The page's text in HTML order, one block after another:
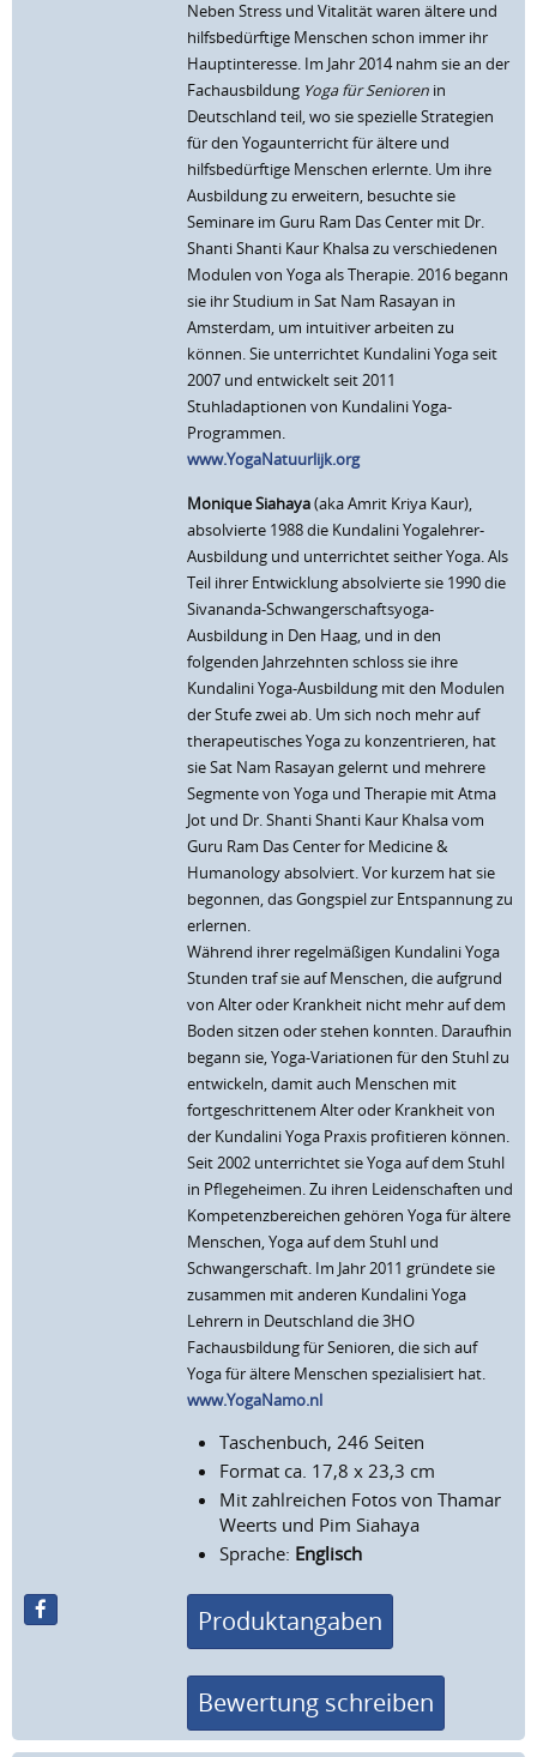
Neben Stress und Vitalität waren ältere und
hilfsbedürftige Menschen schon immer ihr
Hauptinteresse. Im Jahr 2014 nahm sie an der
Fachausbildung Yoga für Senioren in
Deutschland teil, wo sie spezielle Strategien
für den Yogaunterricht für ältere und
hilfsbedürftige Menschen erlernte. Um ihre
Ausbildung zu erweitern, besuchte sie
Seminare im Guru Ram Das Center mit Dr.
Shanti Shanti Kaur Khalsa zu verschiedenen
Modulen von Yoga als Therapie. 2016 begann
sie ihr Studium in Sat Nam Rasayan in
Amsterdam, um intuitiver arbeiten zu
können. Sie unterrichtet Kundalini Yoga seit
2007 und entwickelt seit 2011
Stuhladaptionen von Kundalini Yoga-
Programmen.
www.YogaNatuurlijk.org
Monique Siahaya(aka Amrit Kriya Kaur),
absolvierte 1988 die Kundalini Yogalehrer-
Ausbildung und unterrichtet seither Yoga. Als
Teil ihrer Entwicklung absolvierte sie 1990 die
Sivananda-Schwangerschaftsyoga-
Ausbildung in Den Haag, und in den
folgenden Jahrzehnten schloss sie ihre
Kundalini Yoga-Ausbildung mit den Modulen
der Stufe zwei ab. Um sich noch mehr auf
therapeutisches Yoga zu konzentrieren, hat
sie Sat Nam Rasayan gelernt und mehrere
Segmente von Yoga und Therapie mit Atma
Jot und Dr. Shanti Shanti Kaur Khalsa vom
Guru Ram Das Center for Medicine &
Humanology absolviert. Vor kurzem hat sie
begonnen, das Gongspiel zur Entspannung zu
erlernen.
Während ihrer regelmäßigen Kundalini Yoga
Stunden traf sie auf Menschen, die aufgrund
von Alter oder Krankheit nicht mehr auf dem
Boden sitzen oder stehen konnten. Daraufhin
begann sie, Yoga-Variationen für den Stuhl zu
entwickeln, damit auch Menschen mit
fortgeschrittenem Alter oder Krankheit von
der Kundalini Yoga Praxis profitieren können.
Seit 2002 unterrichtet sie Yoga auf dem Stuhl
in Pflegeheimen. Zu ihren Leidenschaften und
Kompetenzbereichen gehören Yoga für ältere
Menschen, Yoga auf dem Stuhl und
Schwangerschaft. Im Jahr 2011 gründete sie
zusammen mit anderen Kundalini Yoga
Lehrern in Deutschland die 3HO
Fachausbildung für Senioren, die sich auf
Yoga für ältere Menschen spezialisiert hat.
www.YogaNamo.nl
Taschenbuch, 246 Seiten
Format ca. 17,8 x 23,3 cm
Mit zahlreichen Fotos von Thamar
Weerts und Pim Siahaya
Sprache: Englisch
Produktangaben
Bewertung schreiben